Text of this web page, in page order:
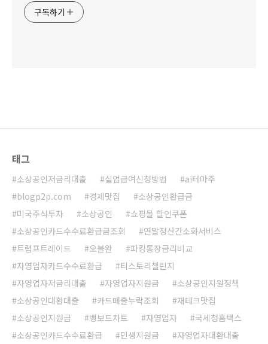
구독하기
태그
소상공인저금리대출 실업급여신청방법
ai테마주
blogp2p.com
경제맛집
소상공인환급금
미국주식투자
소상공인
쇼핑몰 할인쿠폰
소상공인카드수수료환급금조회
연말정산간소화서비스
트럼프트레이드
오블완
파킹통장금리비교
자영업자카드수수료환급
티스토리챌린지
자영업자저금리대출
자영업자지원금
소상공인지원정책
소상공인대환대출
카드매출누락조회
재테크맛집
소상공인지원금
뱅보드차트 자영업자
국세청홈택스
소상공인카드수수료환급
민생지원금
자영업자대환대출